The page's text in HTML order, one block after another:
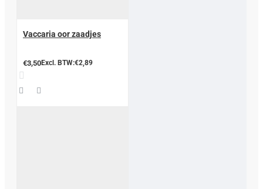
Vaccaria oor zaadjes
€3,50Excl. BTW:€2,89